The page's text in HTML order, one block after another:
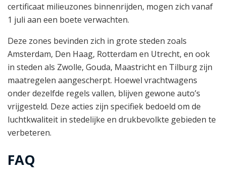
certificaat milieuzones binnenrijden, mogen zich vanaf
1 juli aan een boete verwachten.
Deze zones bevinden zich in grote steden zoals
Amsterdam, Den Haag, Rotterdam en Utrecht, en ook
in steden als Zwolle, Gouda, Maastricht en Tilburg zijn
maatregelen aangescherpt. Hoewel vrachtwagens
onder dezelfde regels vallen, blijven gewone auto’s
vrijgesteld. Deze acties zijn specifiek bedoeld om de
luchtkwaliteit in stedelijke en drukbevolkte gebieden te
verbeteren.
FAQ